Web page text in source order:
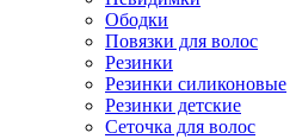
Ободки
Повязки для волос
Резинки
Резинки силиконовые
Резинки детские
Сеточка для волос